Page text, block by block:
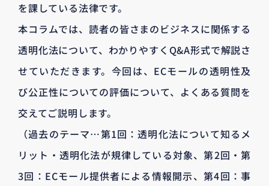
を課している法律です。
本コラムでは、読者の皆さまのビジネスに関係する
透明化法について、わかりやすくQ&A形式で解説さ
せていただきます。今回は、ECモールの透明性及
び公正性についての評価について、よくある質問を
交えてご説明します。
（過去のテーマ…第1回：透明化法について知るメ
リット・透明化法が規律している対象、第2回・第
3回：ECモール提供者による情報開示、第4回：事